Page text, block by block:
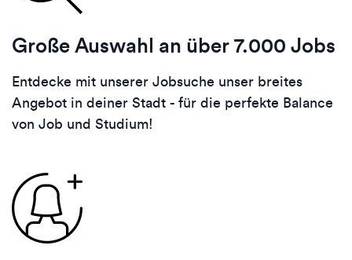
Große Auswahl an über 7.000 Jobs
Entdecke mit unserer Jobsuche unser breites
Angebot in deiner Stadt - für die perfekte Balance
von Job und Studium!